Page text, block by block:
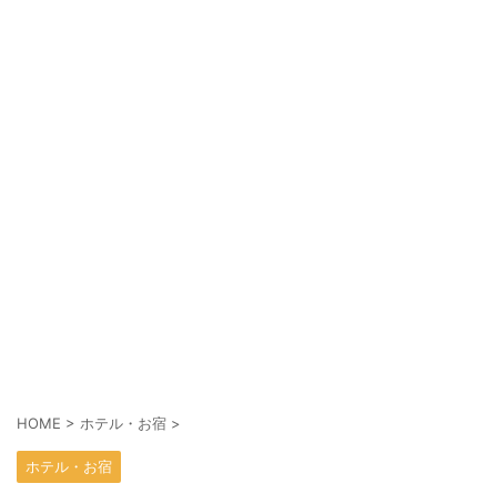
HOME > ホテル・お宿 >
ホテル・お宿